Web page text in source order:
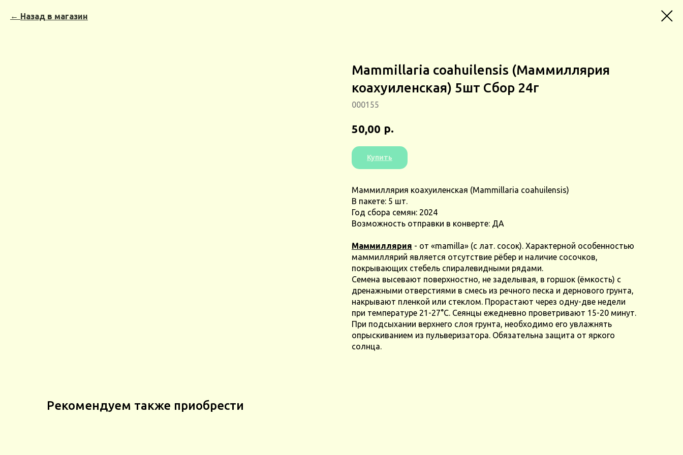
Назад в магазин
Mammillaria coahuilensis (Маммиллярия
коахуиленская) 5шт Сбор 24г
000155
50,00 р.
Купить
Маммиллярия коахуиленская (Mammillaria coahuilensis)
В пакете: 5 шт.
Год сбора семян: 2024
Возможность отправки в конверте: ДА
Маммиллярия - от «mamilla» (с лат. сосок). Характерной особенностью
маммиллярий является отсутствие рёбер и наличие сосочков,
покрывающих стебель спиралевидными рядами.
Семена высевают поверхностно, не заделывая, в горшок (ёмкость) с
дренажными отверстиями в смесь из речного песка и дернового грунта,
накрывают пленкой или стеклом. Прорастают через одну-две недели
при температуре 21-27°С. Сеянцы ежедневно проветривают 15-20 минут.
При подсыхании верхнего слоя грунта, необходимо его увлажнять
опрыскиванием из пульверизатора. Обязательна защита от яркого
солнца.
Рекомендуем также приобрести